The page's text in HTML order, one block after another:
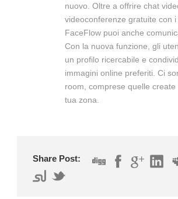
nuovo. Oltre a offrire chat
videoconferenze gratuite con
FaceFlow puoi anche
Con la nuova funzione, gli
un profilo ricercabile e
immagini online preferiti. Ci
room, comprese quelle
tua zona.
Share Post: